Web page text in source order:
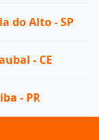
do Alto - SP
- CE
- PR